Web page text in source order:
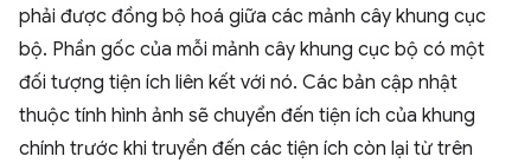
phải được đồng bộ hoá giữa các mảnh cây khung cục
bộ. Phần gốc của mỗi mảnh cây khung cục bộ có một
đối tượng tiện ích liên kết với nó. Các bản cập nhật
thuộc tính hình ảnh sẽ chuyển đến tiện ích của khung
chính trước khi truyền đến các tiện ích còn lại từ trên